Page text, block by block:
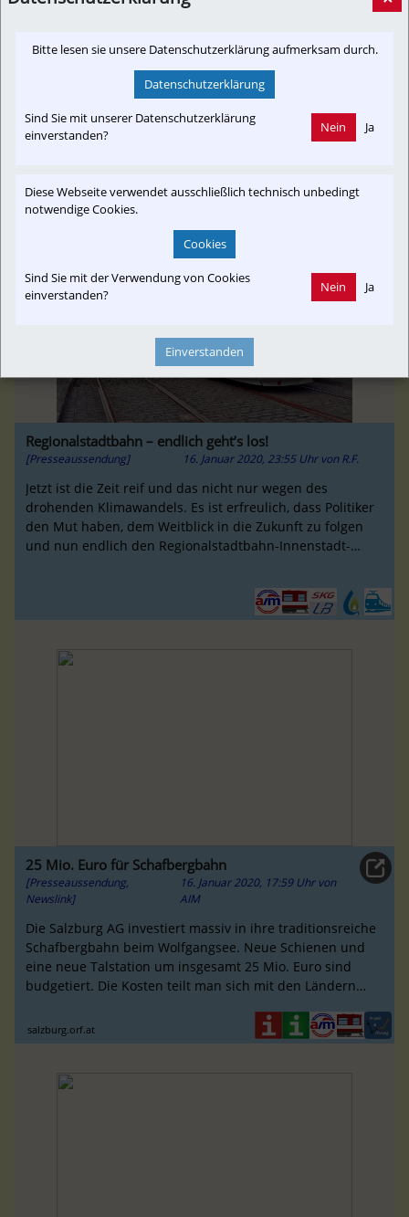
Presseaussendung]
AIM
Vor fast 20 Jahren startete Gunther Pitterka mit einem
Mitarbeiter. Heute führt er in Deutschland mehr
Holztransporte durch als die Deutsche Bahn.
Regionalstadtbahn – endlich geht’s los!
[Presseaussendung] 16. Januar 2020, 23:55 Uhr vonR.F.
Jetzt ist die Zeit reif und das nicht nur wegen des
drohenden Klimawandels. Es ist erfreulich, dass Politiker
den Mut haben, dem Weitblick in die Zukunft zu folgen
und nun endlich den Regionalstadtbahn-Innenstadt-
25 Mio. Euro für Schafbergbahn
[Presseaussendung,
Newslink]
16. Januar 2020, 17:59 Uhr von
AIM
Die Salzburg AG investiert massiv in ihre traditionsreiche
Schafbergbahn beim Wolfgangsee. Neue Schienen und
eine neue Talstation um insgesamt 25 Mio. Euro sind
budgetiert. Die Kosten teilt man sich mit den Ländern
salzburg.orf.at
Bitte lesen sie unsere Datenschutzerklärung aufmerksam durch.
Datenschutzerklärung
Sind Sie mit unserer Datenschutzerklärung
einverstanden?
Nein Ja
Diese Webseite verwendet ausschließlich technisch unbedingt
notwendige Cookies.
Cookies
Sind Sie mit der Verwendung von Cookies
einverstanden?
Nein Ja
Einverstanden